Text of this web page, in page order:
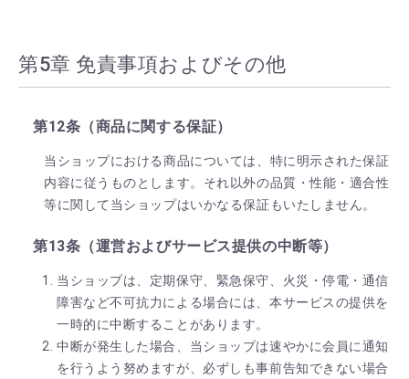
第5章 免責事項およびその他
第12条（商品に関する保証）
当ショップにおける商品については、特に明示された保証
内容に従うものとします。それ以外の品質・性能・適合性
等に関して当ショップはいかなる保証もいたしません。
第13条（運営およびサービス提供の中断等）
当ショップは、定期保守、緊急保守、火災・停電・通信
障害など不可抗力による場合には、本サービスの提供を
一時的に中断することがあります。
中断が発生した場合、当ショップは速やかに会員に通知
を行うよう努めますが、必ずしも事前告知できない場合